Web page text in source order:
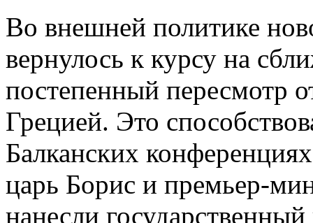
Во внешней политике
вернулось к курсу на
постепенный пересмотр
Грецией. Это
Балканских
царь Борис и премьер-
нанесли